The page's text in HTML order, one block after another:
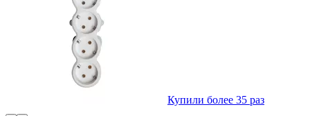
Купили более 35 раз